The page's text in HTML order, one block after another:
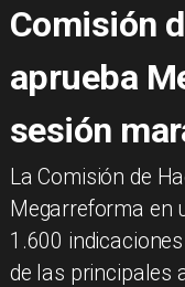
Comisión
aprueba
sesión
La Comisión de
Megarreforma en
1.600
de las principales